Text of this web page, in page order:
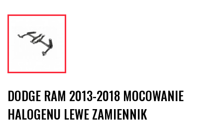
DODGE RAM 2013-2018 MOCOWANIE
HALOGENU LEWE ZAMIENNIK